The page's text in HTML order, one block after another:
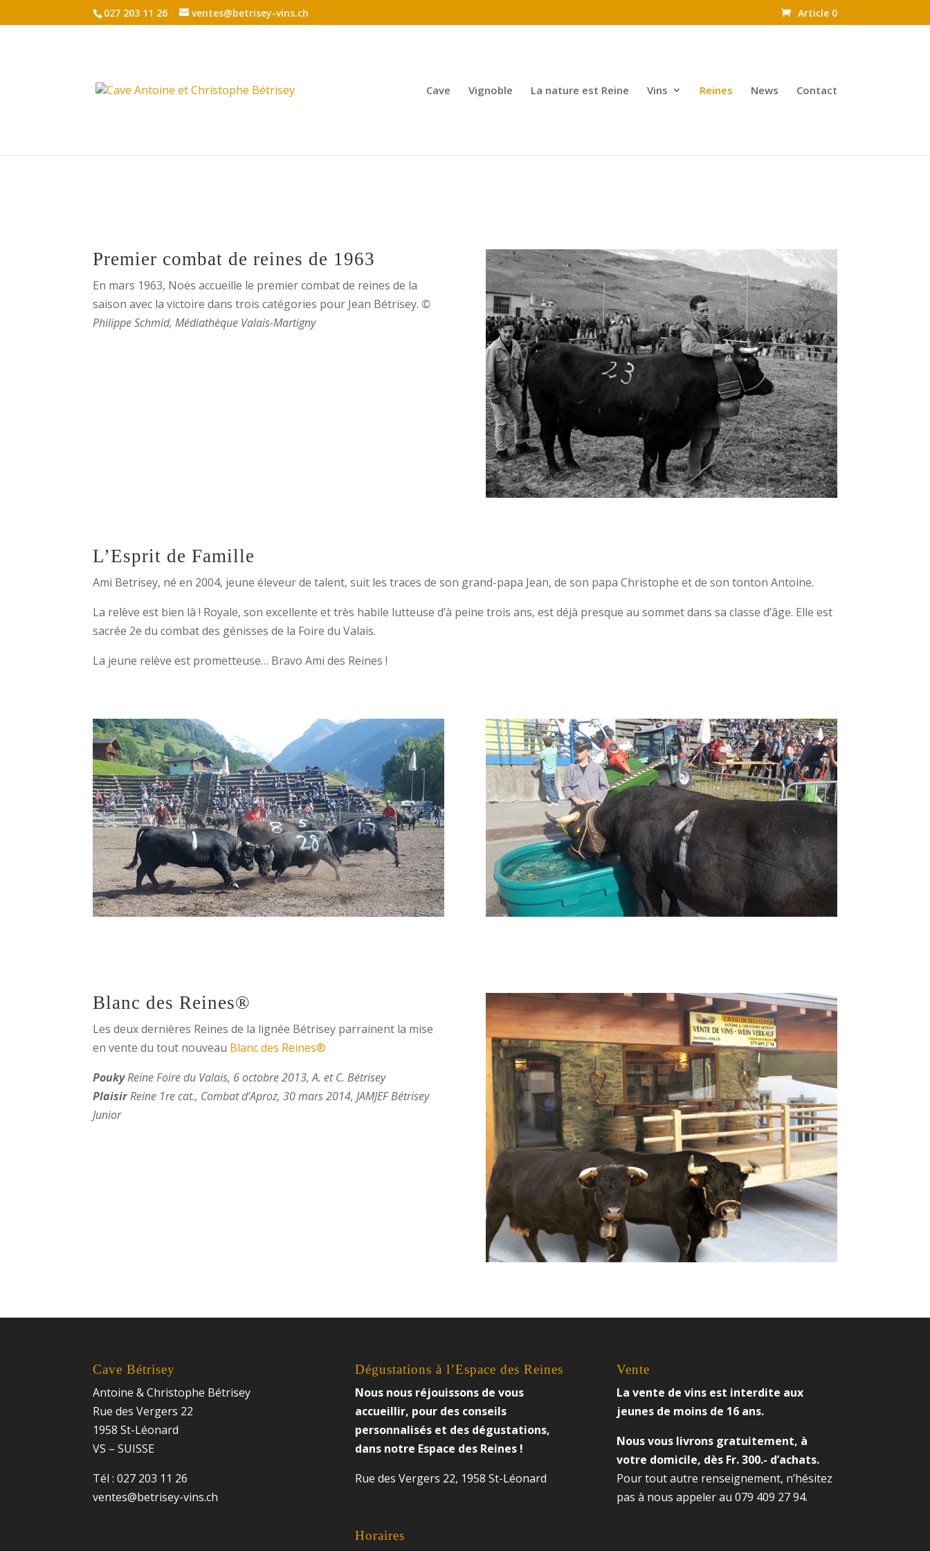
027 203 11 26 ventes@betrisey-vins.ch Article 0
Cave Vignoble La nature est Reine Vins Reines News Contact
Premier combat de reines de 1963
En mars 1963, Noës accueille le premier combat de reines de la
saison avec la victoire dans trois catégories pour Jean Bétrisey. ©
Philippe Schmid, Médiathèque Valais-Martigny
L’Esprit de Famille
Ami Betrisey, né en 2004, jeune éleveur de talent, suit les traces de son grand-papa Jean, de son papa Christophe et de son tonton Antoine.
La relève est bien là ! Royale, son excellente et très habile lutteuse d’à peine trois ans, est déjà presque au sommet dans sa classe d’âge. Elle est
sacrée 2e du combat des génisses de la Foire du Valais.
La jeune relève est prometteuse… Bravo Ami des Reines !
Blanc des Reines®
Les deux dernières Reines de la lignée Bétrisey parrainent la mise
en vente du tout nouveau Blanc des Reines®
PoukyReine Foire du Valais, 6 octobre 2013, A. et C. Bétrisey
PlaisirReine 1re cat., Combat d’Aproz, 30 mars 2014, JAMJEF Bétrisey
Junior
Cave Bétrisey
Antoine & Christophe Bétrisey
Rue des Vergers 22
1958 St-Léonard
VS – SUISSE
Tél : 027 203 11 26
ventes@betrisey-vins.ch
Dégustations à l’Espace des Reines
Nous nous réjouissons de vous
accueillir, pour des conseils
personnalisés et des dégustations,
dans notre Espace des Reines !
Rue des Vergers 22, 1958 St-Léonard
Horaires
Vente
La vente de vins est interdite aux
jeunes de moins de 16 ans.
Nous vous livrons gratuitement, à
votre domicile, dès Fr. 300.- d’achats.
Pour tout autre renseignement, n’hésitez
pas à nous appeler au 079 409 27 94.